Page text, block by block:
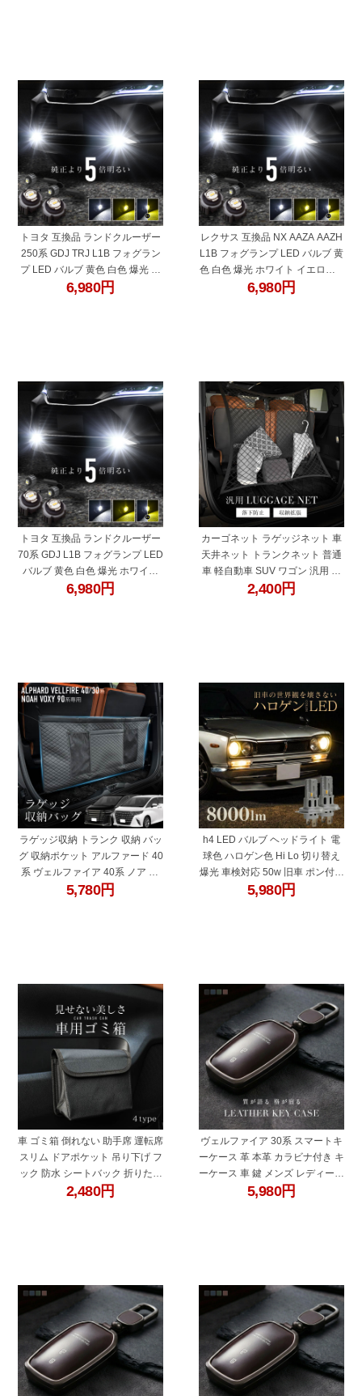
トヨタ 互換品 ランドクルーザー
250系 GDJ TRJ L1B フォグラン
プ LED バルブ 黄色 白色 爆光 ホ
ワイト イエロー 2色切り替え
6,980円
レクサス 互換品 NX AAZA AAZH
L1B フォグランプ LED バルブ 黄
色 白色 爆光 ホワイト イエロー 2
色切り替え
6,980円
トヨタ 互換品 ランドクルーザー
70系 GDJ L1B フォグランプ LED
バルブ 黄色 白色 爆光 ホワイト
イエロー 2色切り替え
6,980円
カーゴネット ラゲッジネット 車
天井ネット トランクネット 普通
車 軽自動車 SUV ワゴン 汎用 荷
崩れ防止 車内収納 収納ポケット
2,400円
ラゲッジ収納 トランク 収納 バッ
グ 収納ポケット アルファード 40
系 ヴェルファイア 40系 ノア 90
系 ヴォクシー 90系 車 トランク
5,780円
h4 LED バルブ ヘッドライト 電
球色 ハロゲン色 Hi Lo 切り替え
爆光 車検対応 50w 旧車 ポン付け
カットライン
5,980円
車 ゴミ箱 倒れない 助手席 運転席
スリム ドアポケット 吊り下げ フ
ック 防水 シートバック 折りたた
み おしゃれ コンパクト 車載ゴミ
2,480円
ヴェルファイア 30系 スマートキ
ーケース 革 本革 カラビナ付き キ
ーケース 車 鍵 メンズ レディース
トヨタ 互換品 ブラック ブルー グ
5,980円